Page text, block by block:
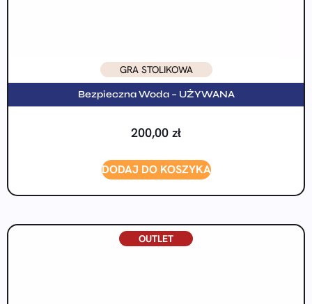
GRA STOLIKOWA
Bezpieczna Woda – UŻYWANA
200,00 zł
DODAJ DO KOSZYKA
OUTLET